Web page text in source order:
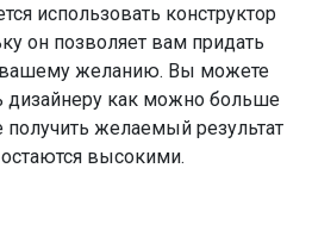
использовать конструктор
он позволяет вам придать
вашему желанию. Вы можете
дизайнеру как можно больше
желаемый результат
высокими.